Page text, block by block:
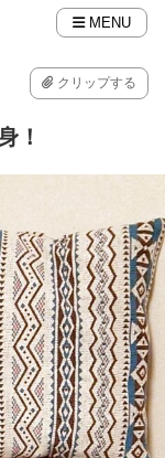
MENU
クリップする
！